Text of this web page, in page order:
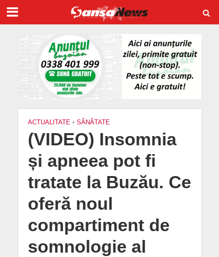
ACTUALITATE • SĂNĂTATE
(VIDEO) Insomnia
și apneea pot fi
tratate la Buzău. Ce
oferă noul
compartiment de
somnologie al